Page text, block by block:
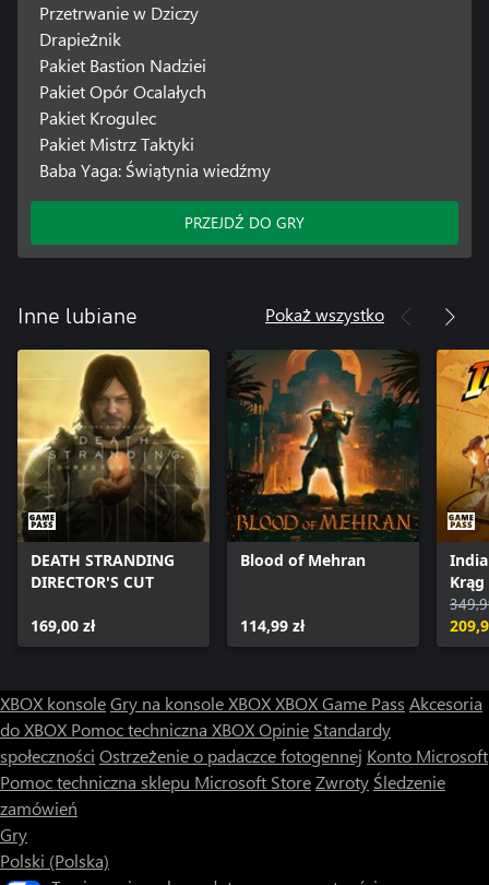
Przetrwanie w Dziczy
Drapieżnik
Pakiet Bastion Nadziei
Pakiet Opór Ocalałych
Pakiet Krogulec
Pakiet Mistrz Taktyki
Baba Yaga: Świątynia wiedźmy
PRZEJDŹ DO GRY
Inne lubiane Pokaż wszystko
DEATH STRANDING
DIRECTOR'S CUT
169,00 zł
Blood of Mehran
114,99 zł
Krąg
XBOX konsoleGry na konsole XBOXXBOX Game Pass Akcesoria
do XBOX Pomoc techniczna XBOXOpinie Standardy
społeczności Ostrzeżenie o padaczce fotogennej Konto Microsoft
Pomoc techniczna sklepu Microsoft StoreZwroty Śledzenie
zamówień
Gry
Polski (Polska)